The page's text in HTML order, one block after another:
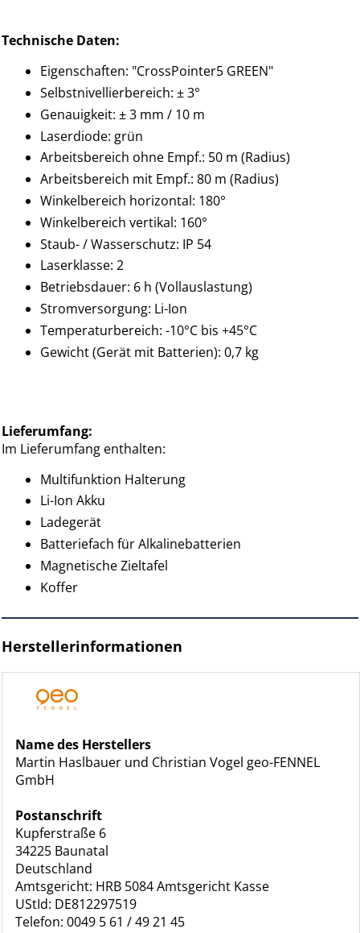
Technische Daten:
Eigenschaften: "CrossPointer5 GREEN"
Selbstnivellierbereich: ± 3°
Genauigkeit: ± 3 mm / 10 m
Laserdiode: grün
Arbeitsbereich ohne Empf.: 50 m (Radius)
Arbeitsbereich mit Empf.: 80 m (Radius)
Winkelbereich horizontal: 180°
Winkelbereich vertikal: 160°
Staub- / Wasserschutz: IP 54
Laserklasse: 2
Betriebsdauer: 6 h (Vollauslastung)
Stromversorgung: Li-Ion
Temperaturbereich: -10°C bis +45°C
Gewicht (Gerät mit Batterien): 0,7 kg
Lieferumfang:
Im Lieferumfang enthalten:
Multifunktion Halterung
Li-Ion Akku
Ladegerät
Batteriefach für Alkalinebatterien
Magnetische Zieltafel
Koffer
Herstellerinformationen
Name des Herstellers
Martin Haslbauer und Christian Vogel geo-FENNEL
GmbH
Postanschrift
Kupferstraße 6
34225 Baunatal
Deutschland
Amtsgericht: HRB 5084 Amtsgericht Kasse
UStId: DE812297519
Telefon: 0049 5 61 / 49 21 45